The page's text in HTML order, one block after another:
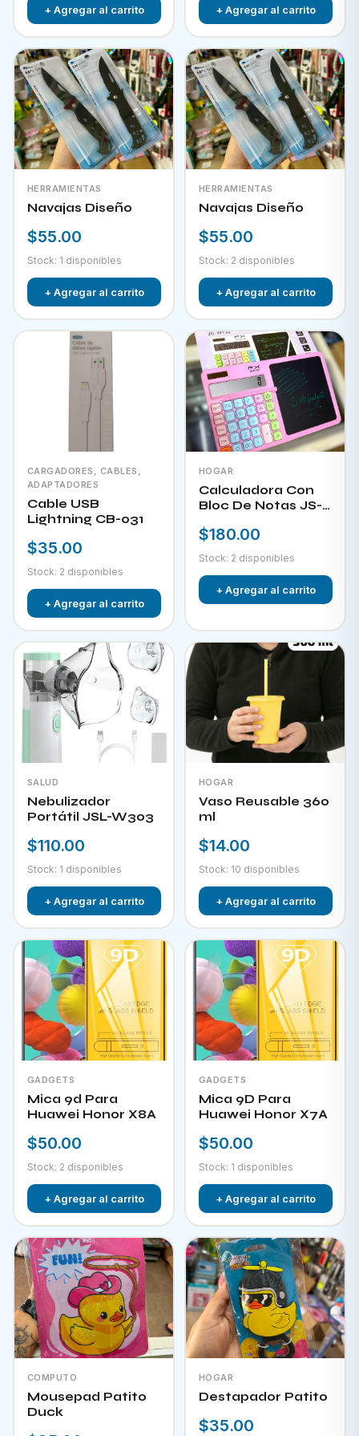
+ Agregar al carrito + Agregar al carrito
HERRAMIENTAS
Navajas Diseño
$55.00
Stock: 1 disponibles
+ Agregar al carrito
HERRAMIENTAS
Navajas Diseño
$55.00
Stock: 2 disponibles
+ Agregar al carrito
CARGADORES, CABLES,
ADAPTADORES
Cable USB
Lightning CB-031
$35.00
Stock: 2 disponibles
+ Agregar al carrito
HOGAR
Calculadora Con
Bloc De Notas JS-
$180.00
Stock: 2 disponibles
+ Agregar al carrito
SALUD
Nebulizador
Portátil JSL-W303
$110.00
Stock: 1 disponibles
+ Agregar al carrito
HOGAR
Vaso Reusable 360
ml
$14.00
Stock: 10 disponibles
+ Agregar al carrito
GADGETS
Mica 9d Para
Huawei Honor X8A
$50.00
Stock: 2 disponibles
+ Agregar al carrito
GADGETS
Mica 9D Para
Huawei Honor X7A
$50.00
Stock: 1 disponibles
+ Agregar al carrito
COMPUTO
Mousepad Patito
Duck
HOGAR
Destapador Patito
$35.00